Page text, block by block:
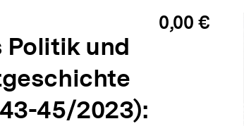
0,00 €
Politik und
45/2023):